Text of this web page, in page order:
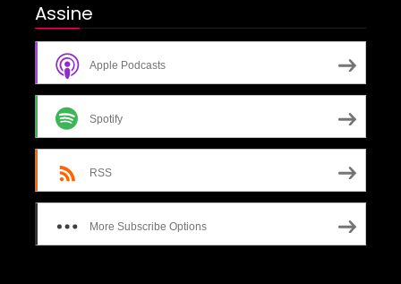
Assine
Apple Podcasts
Spotify
RSS
More Subscribe Options